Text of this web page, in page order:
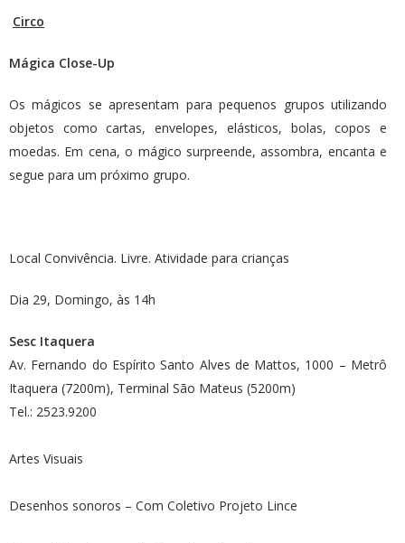
Circo
Mágica Close-Up
Os mágicos se apresentam para pequenos grupos utilizando
objetos como cartas, envelopes, elásticos, bolas, copos e
moedas. Em cena, o mágico surpreende, assombra, encanta e
segue para um próximo grupo.
Local Convivência. Livre. Atividade para crianças
Dia 29, Domingo, às 14h
Sesc Itaquera
Av. Fernando do Espírito Santo Alves de Mattos, 1000 – Metrô
Itaquera (7200m), Terminal São Mateus (5200m)
Tel.: 2523.9200
Artes Visuais
Desenhos sonoros – Com Coletivo Projeto Lince